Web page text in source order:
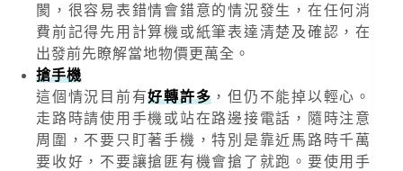
閡，很容易表錯情會錯意的情況發生，在任何消
費前記得先用計算機或紙筆表達清楚及確認，在
出發前先瞭解當地物價更萬全。
搶手機
這個情況目前有好轉許多 ，但仍不能掉以輕心。
走路時請使用手機或站在路邊接電話，隨時注意
周圍，不要只盯著手機，特別是靠近馬路時千萬
要收好，不要讓搶匪有機會搶了就跑。要使用手